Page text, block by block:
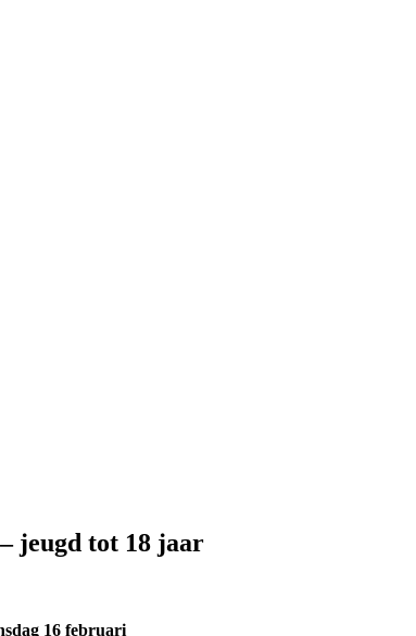
jeugd tot 18 jaar
16 februari